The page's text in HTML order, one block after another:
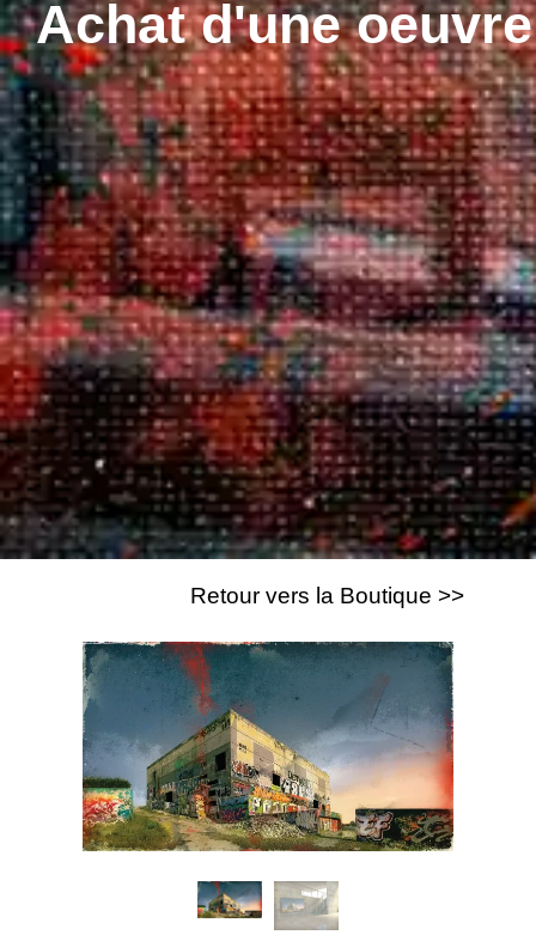
Achat d'une oeuvre
Retour vers la Boutique >>